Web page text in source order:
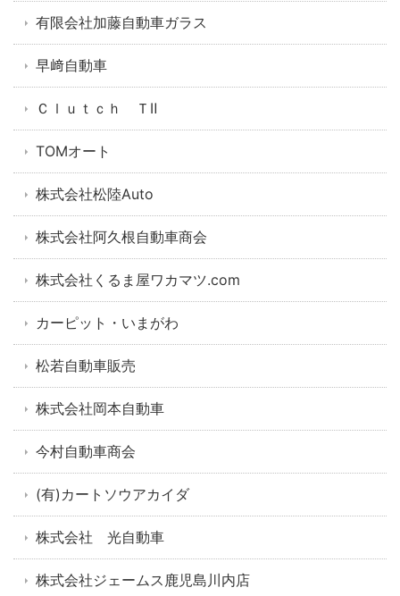
有限会社加藤自動車ガラス
早﨑自動車
Ｃｌｕｔｃｈ ＴⅡ
TOMオート
株式会社松陸Auto
株式会社阿久根自動車商会
株式会社くるま屋ワカマツ.com
カーピット・いまがわ
松若自動車販売
株式会社岡本自動車
今村自動車商会
(有)カートソウアカイダ
株式会社 光自動車
株式会社ジェームス鹿児島川内店